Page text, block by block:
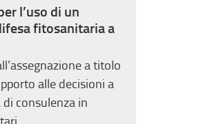
l’uso di un
fitosanitaria a
a titolo
alle decisioni a
consulenza in